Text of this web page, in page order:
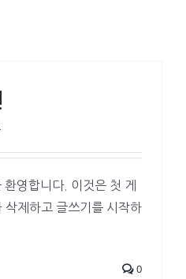
영합니다. 이것은 첫 게
삭제하고 글쓰기를 시작하
0